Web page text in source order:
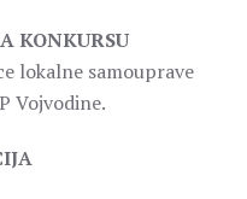
KONKURSU
lokalne samouprave
Vojvodine.